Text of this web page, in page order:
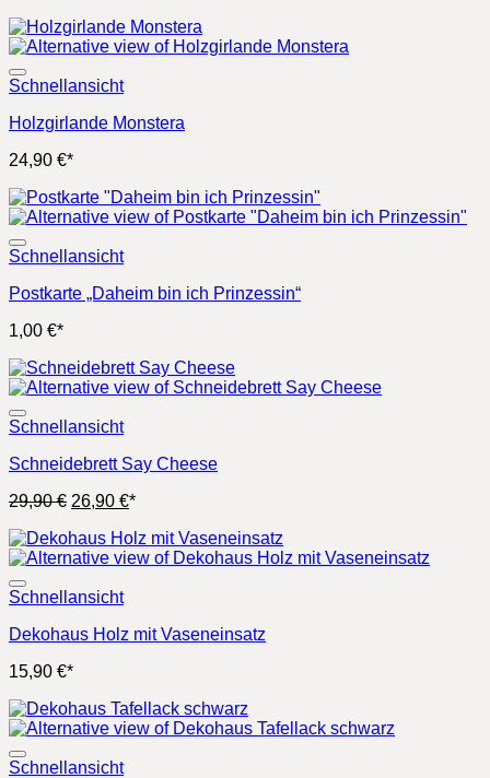
Schnellansicht
Holzgirlande Monstera
24,90 €*
Schnellansicht
Postkarte „Daheim bin ich Prinzessin“
1,00 €*
Schnellansicht
Schneidebrett Say Cheese
29,90€ Ursprünglicher
war:
29,90 €
26,90 €Aktueller
ist:
26,90 €.
*
Schnellansicht
Dekohaus Holz mit Vaseneinsatz
15,90 €*
Schnellansicht